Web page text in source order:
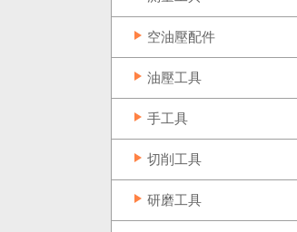
空油壓配件
油壓工具
手工具
切削工具
研磨工具